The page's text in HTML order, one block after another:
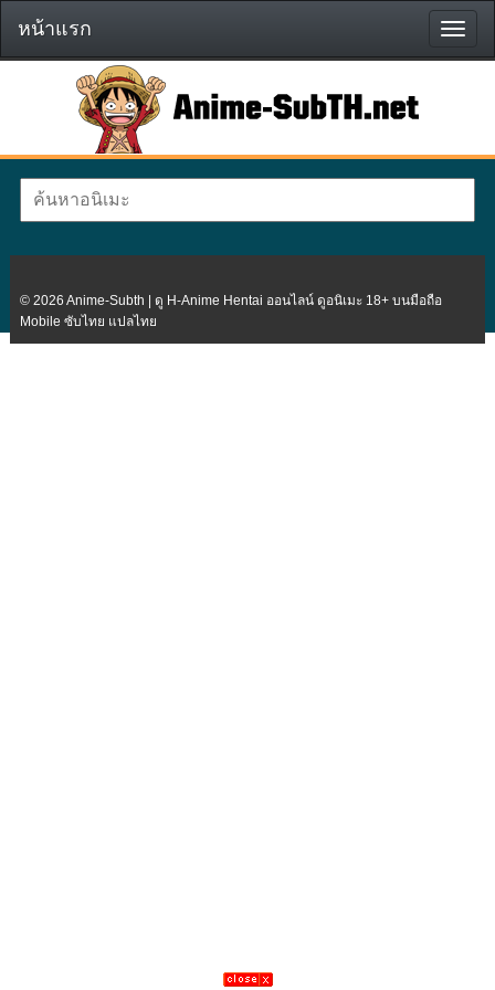
หน้า
แรก
หน้าแรก
© 2026 Anime-Subth | ดู H-Anime Hentai ออนไลน์ ดูอนิเมะ 18+ บนมือถือ
Mobile ซับไทย แปลไทย